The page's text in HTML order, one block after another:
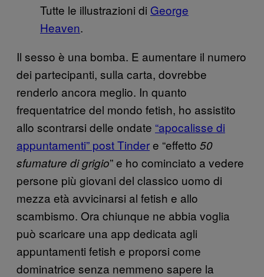
Tutte le illustrazioni di George
Heaven.
Il sesso è una bomba. E aumentare il numero
dei partecipanti, sulla carta, dovrebbe
renderlo ancora meglio. In quanto
frequentatrice del mondo fetish, ho assistito
allo scontrarsi delle ondate “apocalisse di
appuntamenti” post Tindere “effetto 50
sfumature di grigio” e ho cominciato a vedere
persone più giovani del classico uomo di
mezza età avvicinarsi al fetish e allo
scambismo. Ora chiunque ne abbia voglia
può scaricare una app dedicata agli
appuntamenti fetish e proporsi come
dominatrice senza nemmeno sapere la